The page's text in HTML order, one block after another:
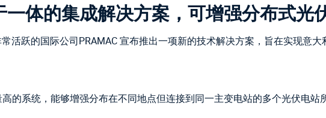
体的集成解决方案，可增强分布式光
活跃的国际公司PRAMAC 宣布推出一项新的技术解决方案，旨在实现意大
的系统，能够增强分布在不同地点但连接到同一主变电站的多个光伏电站